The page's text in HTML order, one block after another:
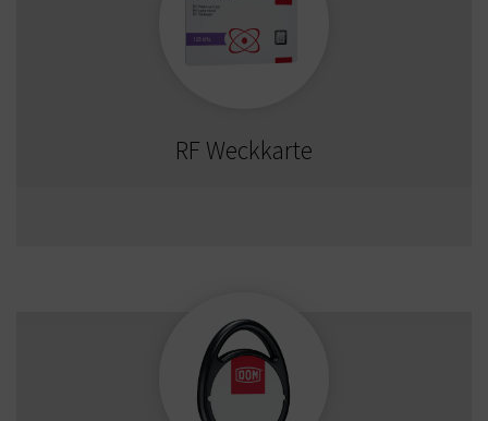
RF Weckkarte